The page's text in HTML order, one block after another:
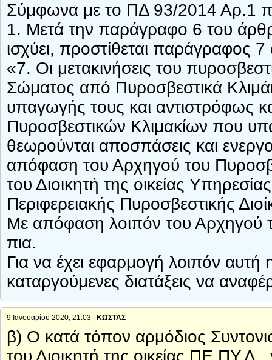
Σύμφωνα με το ΠΔ 93/2014 Αρ.1
1. Μετά την παράγραφο 6 του
ισχύει, προστίθεται παράγραφος
«7. Οι μετακινήσεις του
Σώματος από Πυροσβεστικά
υπαγωγής τους και αντιστρόφως
Πυροσβεστικών Κλιμακίων που
θεωρούνται αποσπάσεις και
απόφαση του Αρχηγού του
του Διοικητή της οικείας
Περιφερειακής Πυροσβεστικής
Με απόφαση λοιπόν του Αρχηγού
πια.
Για να έχει εφαρμογή λοιπόν
καταργούμενες διατάξεις να
9 Ιανουαρίου 2020, 21:03 | ΚΩΣΤΑΣ
β) Ο κατά τόπον αρμόδιος
του Διοικητή της οικείας